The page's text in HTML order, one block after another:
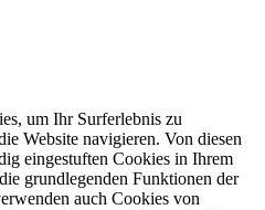
um Ihr Surferlebnis zu
Website navigieren. Von diesen
eingestuften Cookies in Ihrem
grundlegenden Funktionen der
auch Cookies von